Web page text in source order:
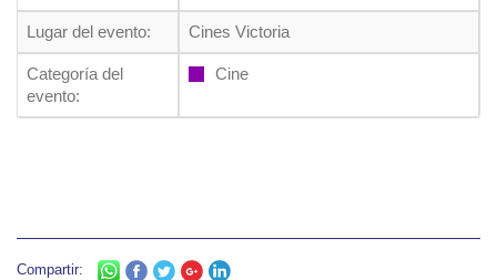
Lugar del evento: Cines Victoria
Categoría del
evento:
Cine
Compartir: